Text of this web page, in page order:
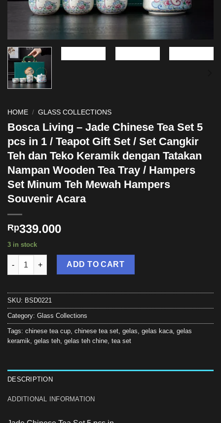
HOME / GLASS COLLECTIONS
Bosca Living – Jade Chinese Tea Set 5
pcs in 1 / Teapot Gift Set / Set Cangkir
Teh dan Teko Keramik dengan Tatakan
Nampan Wooden Tea Tray / Hampers
Set Minum Teh Mewah Hampers
Souvenir Acara
Rp339.000
3 in stock
Bosca Living - Jade Chinese Tea Set 5 pcs in 1 / Teapot Gift
ADD TO CART
SKU: BSD0221
Category: Glass Collections
Tags: chinese tea cup, chinese tea set, gelas, gelas kaca, gelas
keramik, gelas teh, gelas teh chine, tea set
DESCRIPTION
ADDITIONAL INFORMATION